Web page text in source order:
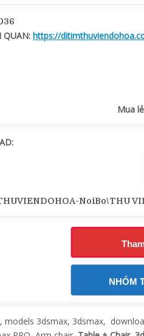
QUAN:https://
Mua
NoiBo\THU
NHÓM
models 3dsmax, 3dsmax,